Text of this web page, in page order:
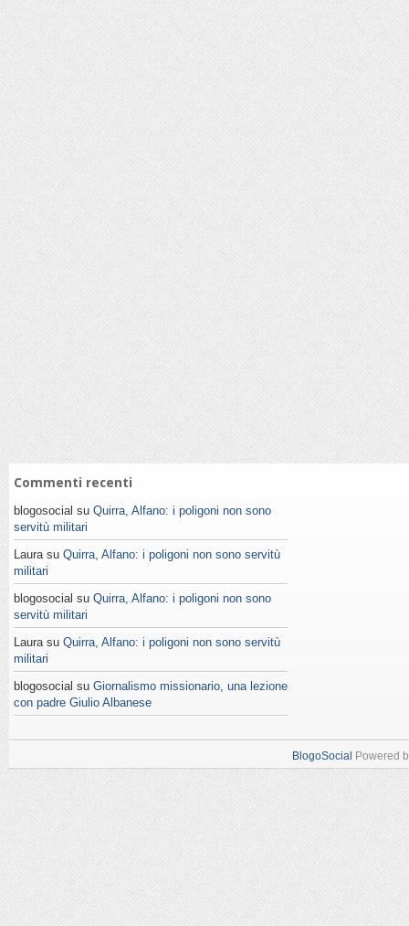
Commenti recenti
blogosocial su Quirra, Alfano: i poligoni non sono
servitù militari
Laura su Quirra, Alfano: i poligoni non sono servitù
militari
blogosocial su Quirra, Alfano: i poligoni non sono
servitù militari
Laura su Quirra, Alfano: i poligoni non sono servitù
militari
blogosocial su Giornalismo missionario, una lezione
con padre Giulio Albanese
BlogoSocial Powered